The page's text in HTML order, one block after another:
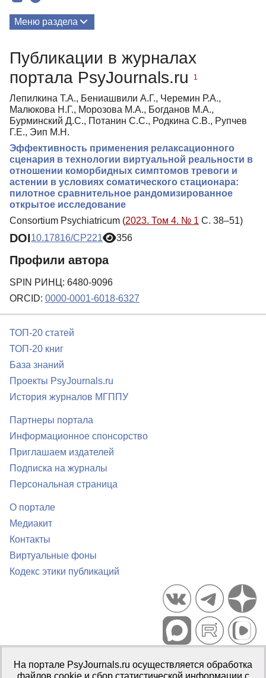
Меню раздела
Публикации в журналах
портала PsyJournals.ru
1
Лепилкина Т.А., Бениашвили А.Г., Черемин Р.А.,
Малюкова Н.Г., Морозова М.А., Богданов М.А.,
Бурминский Д.С., Потанин С.С., Родкина С.В., Рупчев
Г.Е., Эип М.Н.
Эффективность применения релаксационного
сценария в технологии виртуальной реальности в
отношении коморбидных симптомов тревоги и
астении в условиях соматического стационара:
пилотное сравнительное рандомизированное
открытое исследование
Consortium Psychiatricum (2023. Том 4. № 1 С. 38–51)
DOI10.17816/CP221 356
Профили автора
SPIN РИНЦ: 6480-9096
ORCID: 0000-0001-6018-6327
ТОП-20 статей
ТОП-20 книг
База знаний
Проекты PsyJournals.ru
История журналов МГППУ
Партнеры портала
Информационное спонсорство
Приглашаем издателей
Подписка на журналы
Персональная страница
О портале
Медиакит
Контакты
Виртуальные фоны
Кодекс этики публикаций
Портал психологических изданий PsyJournals.ru, 2007–2026
Правила использования материалов
На портале PsyJournals.ru осуществляется обработка
файлов cookie и сбор статистической информации с